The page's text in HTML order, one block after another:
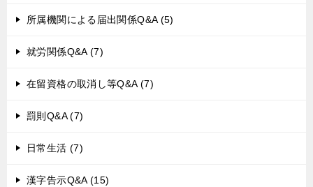
所属機関による届出関係Q&A (5)
就労関係Q&A (7)
在留資格の取消し等Q&A (7)
罰則Q&A (7)
日常生活 (7)
漢字告示Q&A (15)